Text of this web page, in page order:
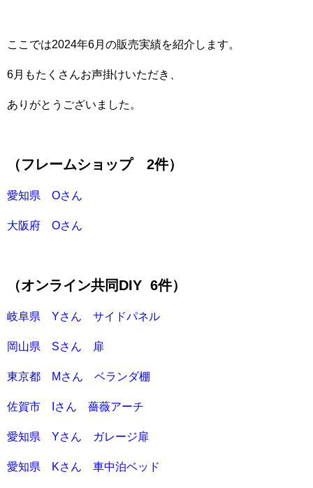
ここでは2024年6月の販売実績を紹介します。
6月もたくさんお声掛けいただき、
ありがとうございました。
（フレームショップ 2件）
愛知県 Oさん
大阪府 Oさん
（オンライン共同DIY 6件）
岐阜県 Yさん サイドパネル
岡山県 Sさん 扉
東京都 Mさん ベランダ棚
佐賀市 Iさん 薔薇アーチ
愛知県 Yさん ガレージ扉
愛知県 Kさん 車中泊ベッド